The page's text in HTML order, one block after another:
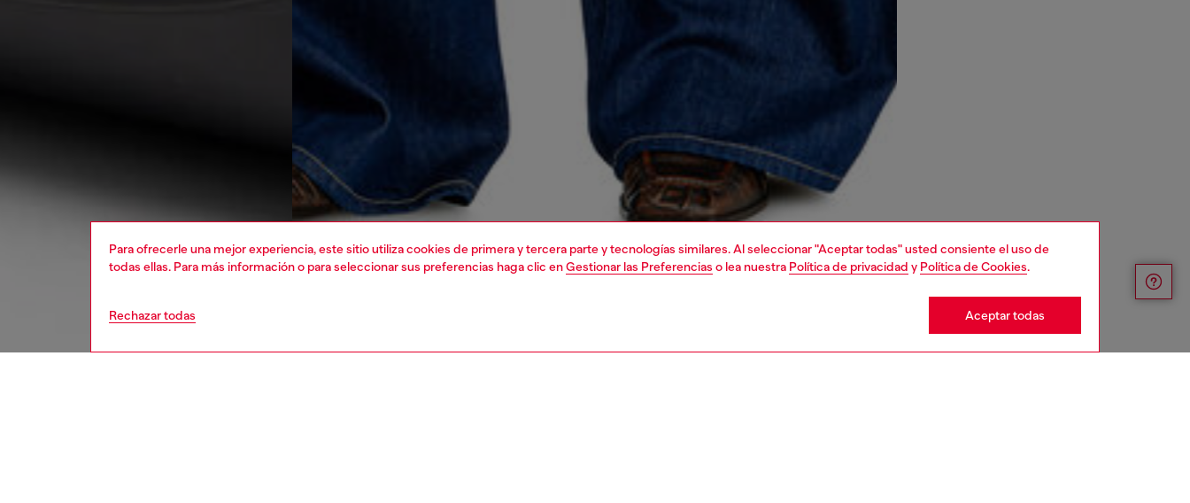
Para ofrecerle una mejor experiencia, este sitio utiliza cookies de primera y tercera parte y tecnologías similares. Al seleccionar "Aceptar todas" usted consiente el uso de
todas ellas. Para más información o para seleccionar sus preferencias haga clic enGestionar las Preferencias o lea nuestra Política de privacidad y Política de Cookies.
Rechazar todas Aceptar todas